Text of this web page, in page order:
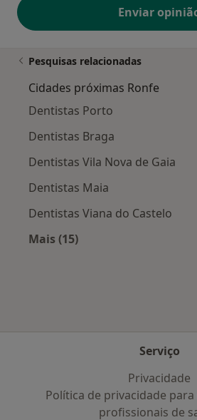
Enviar
Pesquisas relacionadas
Cidades próximas Ronfe
Dentistas Porto
Dentistas Braga
Dentistas Vila Nova de Gaia
Dentistas Maia
Dentistas Viana do Castelo
Mais (15)
Serviço
Privacidade
Política de privacidade
profissionais de